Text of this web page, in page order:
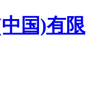
国)有限